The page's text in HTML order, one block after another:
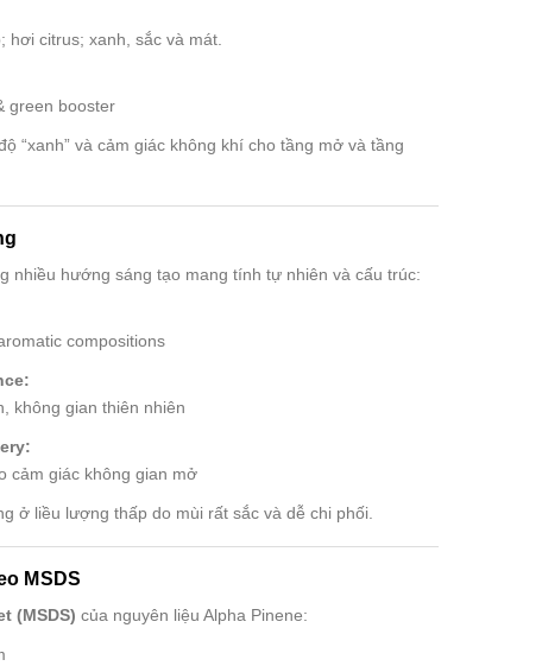
hơi citrus; xanh, sắc và mát.
green booster
“xanh” và cảm giác không khí cho tầng mở và tầng
nhiều hướng sáng tạo mang tính tự nhiên và cấu trúc:
compositions
không gian thiên nhiên
cảm giác không gian mở
ở liều lượng thấp do mùi rất sắc và dễ chi phối.
MSDS
(MSDS) của nguyên liệu Alpha Pinene: